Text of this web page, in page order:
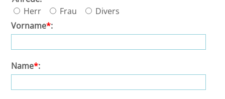
Herr
Frau
Divers
Vorname*:
Name*:
Erlangen
Ass. Jur. Roshen Bhatti